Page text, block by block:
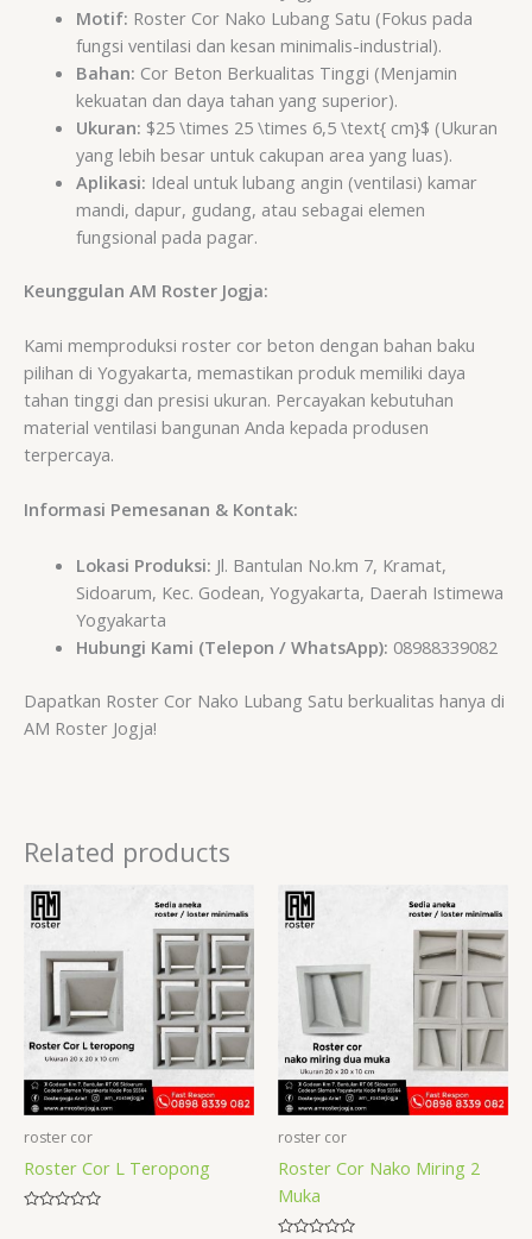
Motif: Roster Cor Nako Lubang Satu (Fokus pada
fungsi ventilasi dan kesan minimalis-industrial).
Bahan: Cor Beton Berkualitas Tinggi (Menjamin
kekuatan dan daya tahan yang superior).
Ukuran: $25 \times 25 \times 6,5 \text{ cm}$ (Ukuran
yang lebih besar untuk cakupan area yang luas).
Aplikasi: Ideal untuk lubang angin (ventilasi) kamar
mandi, dapur, gudang, atau sebagai elemen
fungsional pada pagar.
Keunggulan AM Roster Jogja:
Kami memproduksi roster cor beton dengan bahan baku
pilihan di Yogyakarta, memastikan produk memiliki daya
tahan tinggi dan presisi ukuran. Percayakan kebutuhan
material ventilasi bangunan Anda kepada produsen
terpercaya.
Informasi Pemesanan & Kontak:
Lokasi Produksi: Jl. Bantulan No.km 7, Kramat,
Sidoarum, Kec. Godean, Yogyakarta, Daerah Istimewa
Yogyakarta
Hubungi Kami (Telepon / WhatsApp): 08988339082
Dapatkan Roster Cor Nako Lubang Satu berkualitas hanya di
AM Roster Jogja!
Related products
roster cor
Roster Cor L Teropong
roster cor
Roster Cor Nako Miring 2
Muka